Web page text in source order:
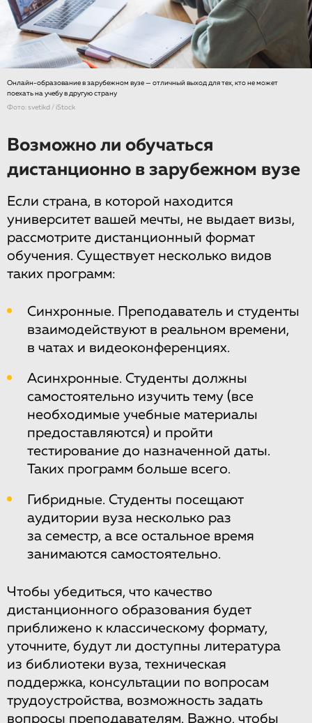
Онлайн-образование в зарубежном вузе — отличный выход для тех, кто не может
поехать на учебу в другую страну
Фото: svetikd / iStock
Возможно ли обучаться
дистанционно в зарубежном вузе
Если страна, в которой находится
университет вашей мечты, не выдает визы,
рассмотрите дистанционный формат
обучения. Существует несколько видов
таких программ:
Синхронные. Преподаватель и студенты
взаимодействуют в реальном времени,
в чатах и видеоконференциях.
Асинхронные. Студенты должны
самостоятельно изучить тему (все
необходимые учебные материалы
предоставляются) и пройти
тестирование до назначенной даты.
Таких программ больше всего.
Гибридные. Студенты посещают
аудитории вуза несколько раз
за семестр, а все остальное время
занимаются самостоятельно.
Чтобы убедиться, что качество
дистанционного образования будет
приближено к классическому формату,
уточните, будут ли доступны литература
из библиотеки вуза, техническая
поддержка, консультации по вопросам
трудоустройства, возможность задать
вопросы преподавателям. Важно, чтобы